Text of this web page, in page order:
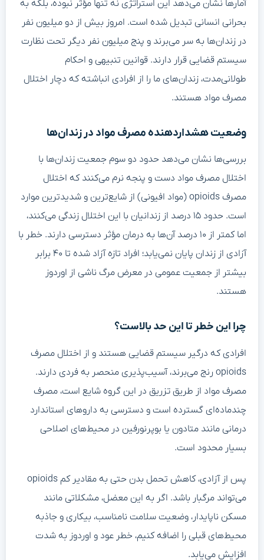
آمارها نشان می‌دهد این استراتژی نه تنها مؤثر نبوده، بلکه به
بحرانی انسانی تبدیل شده است. امروز بیش از دو میلیون نفر
در زندان‌ها به سر می‌برند و پنج میلیون نفر دیگر تحت نظارت
سیستم قضایی قرار دارند. قوانین تنبیهی و احکام
طولانی‌مدت، زندان‌های ما را از افرادی انباشته که دچار اختلال
مصرف مواد هستند.
وضعیت هشداردهنده مصرف مواد در زندان‌ها
بررسی‌ها نشان می‌دهد حدود دو سوم جمعیت زندان‌ها با
اختلال مصرف مواد دست و پنجه نرم می‌کنند که اختلال
مصرف opioids (مواد افیونی) از شایع‌ترین و شدیدترین موارد
است. حدود ۱۵ درصد از زندانیان با این اختلال زندگی می‌کنند،
اما کمتر از ۱۰ درصد آن‌ها به درمان مؤثر دسترسی دارند. خطر با
آزادی از زندان پایان نمی‌یابد؛ افراد تازه آزاد شده تا ۴۰ برابر
بیشتر از جمعیت عمومی در معرض مرگ ناشی از اوردوز
هستند.
چرا این خطر تا این حد بالاست؟
افرادی که درگیر سیستم قضایی هستند و از اختلال مصرف
opioids رنج می‌برند، آسیب‌پذیری منحصر به فردی دارند.
مصرف مواد از طریق تزریق در این گروه شایع است، مصرف
چندماده‌ای گسترده است و دسترسی به داروهای استاندارد
درمانی مانند متادون یا بوپرنورفین در محیط‌های اصلاحی
بسیار محدود است.
پس از آزادی، کاهش تحمل بدن حتی به مقادیر کم opioids
می‌تواند مرگبار باشد. اگر به این معضل، مشکلاتی مانند
مسکن ناپایدار، وضعیت سلامت نامناسب، بیکاری و جاذبه
محیط‌های قبلی را اضافه کنیم، خطر عود و اوردوز به شدت
افزایش می‌یابد.